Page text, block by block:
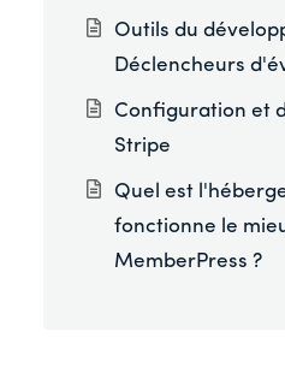
Outils du
Déclencheurs
Configuration et
Stripe
Quel est
fonctionne le
MemberPress ?